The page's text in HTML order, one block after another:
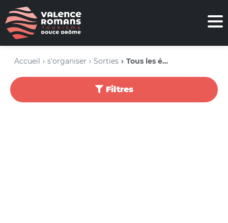
Accueil s'organiser Sorties Tous les événements
Filtres